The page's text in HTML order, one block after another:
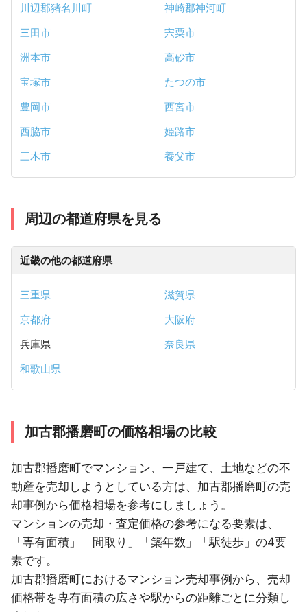
川辺郡猪名川町
神崎郡神河町
三田市
宍粟市
洲本市
高砂市
宝塚市
たつの市
豊岡市
西宮市
西脇市
姫路市
三木市
養父市
周辺の都道府県を見る
近畿の他の都道府県
三重県
滋賀県
京都府
大阪府
兵庫県
奈良県
和歌山県
加古郡播磨町の価格相場の比較
加古郡播磨町でマンション、一戸建て、土地などの不
動産を売却しようとしている方は、加古郡播磨町の売
却事例から価格相場を参考にしましょう。
マンションの売却・査定価格の参考になる要素は、
「専有面積」「間取り」「築年数」「駅徒歩」の4要
素です。
加古郡播磨町におけるマンション売却事例から、売却
価格帯を専有面積の広さや駅からの距離ごとに分類し